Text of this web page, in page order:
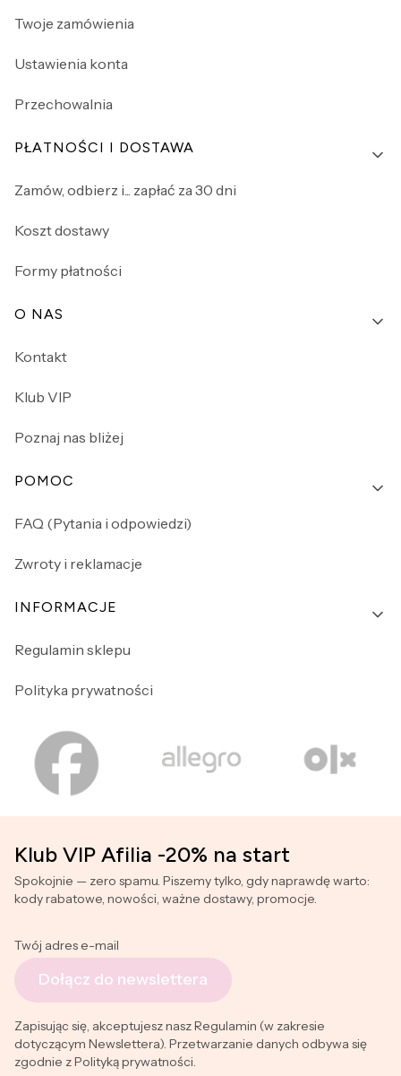
Twoje zamówienia
Ustawienia konta
Przechowalnia
PŁATNOŚCI I DOSTAWA
Zamów, odbierz i... zapłać za 30 dni
Koszt dostawy
Formy płatności
O NAS
Kontakt
Klub VIP
Poznaj nas bliżej
POMOC
FAQ (Pytania i odpowiedzi)
Zwroty i reklamacje
INFORMACJE
Regulamin sklepu
Polityka prywatności
Klub VIP Afilia -20% na start
Spokojnie — zero spamu. Piszemy tylko, gdy naprawdę warto:
kody rabatowe, nowości, ważne dostawy, promocje.
Twój adres e-mail
Dołącz do newslettera
Zapisując się, akceptujesz nasz Regulamin (w zakresie
dotyczącym Newslettera). Przetwarzanie danych odbywa się
zgodnie z Polityką prywatności.